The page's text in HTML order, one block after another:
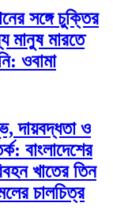
সঙ্গে চুক্তির
মানুষ মারতে
ওবামা
দায়বদ্ধতা ও
বাংলাদেশের
খাতের তিন
চালচিত্র